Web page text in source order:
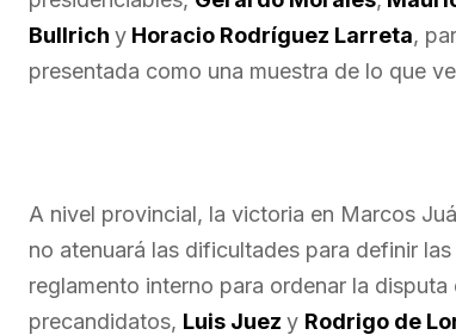
Bullrich y Horacio Rodríguez Larreta,
presentada como una muestra de lo que
A nivel provincial, la victoria en Marcos
no atenuará las dificultades para definir
reglamento interno para ordenar la
precandidatos, Luis Juez y Rodrigo de